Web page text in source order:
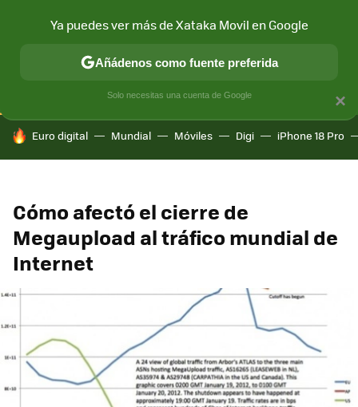
CONECTIVIDAD MÓVIL Y SOCIEDAD APLICACIONES
HOY SE HABLA DE
Euro digital Mundial Móviles Digi iPhone 18 Pro
Cómo afectó el cierre de
Megaupload al tráfico mundial de
Internet
×
Ya puedes ver más de Xataka Movil en Google
Añádenos como fuente preferida
Solo necesitas una cuenta de Google